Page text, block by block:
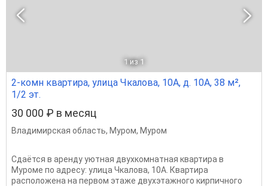
1 из 1
2-комн квартира, улица Чкалова, 10А, д. 10А, 38 м²,
1/2 эт.
30 000 ₽ в месяц
Владимирская область, Муром, Муром
Сдаётся в аренду уютная двухкомнатная квартира в
Муроме по адресу: улица Чкалова, 10А. Квартира
расположена на первом этаже двухэтажного кирпичного